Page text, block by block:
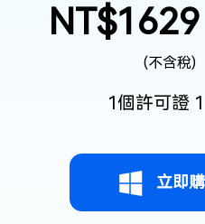
NT$1629
(不含稅)
1個許可證
立即